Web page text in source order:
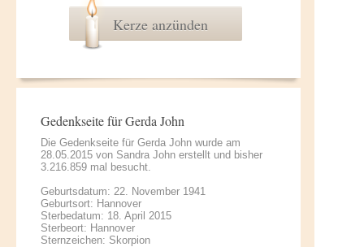
Kerze anzünden
Gedenkseite für Gerda John
Die Gedenkseite für Gerda John wurde am
28.05.2015 von Sandra John erstellt und bisher
3.216.859 mal besucht.
Geburtsdatum: 22. November 1941
Geburtsort: Hannover
Sterbedatum: 18. April 2015
Sterbeort: Hannover
Sternzeichen: Skorpion